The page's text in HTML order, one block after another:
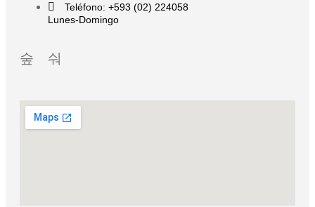
Teléfono: +593 (02) 224058
Lunes-Domingo